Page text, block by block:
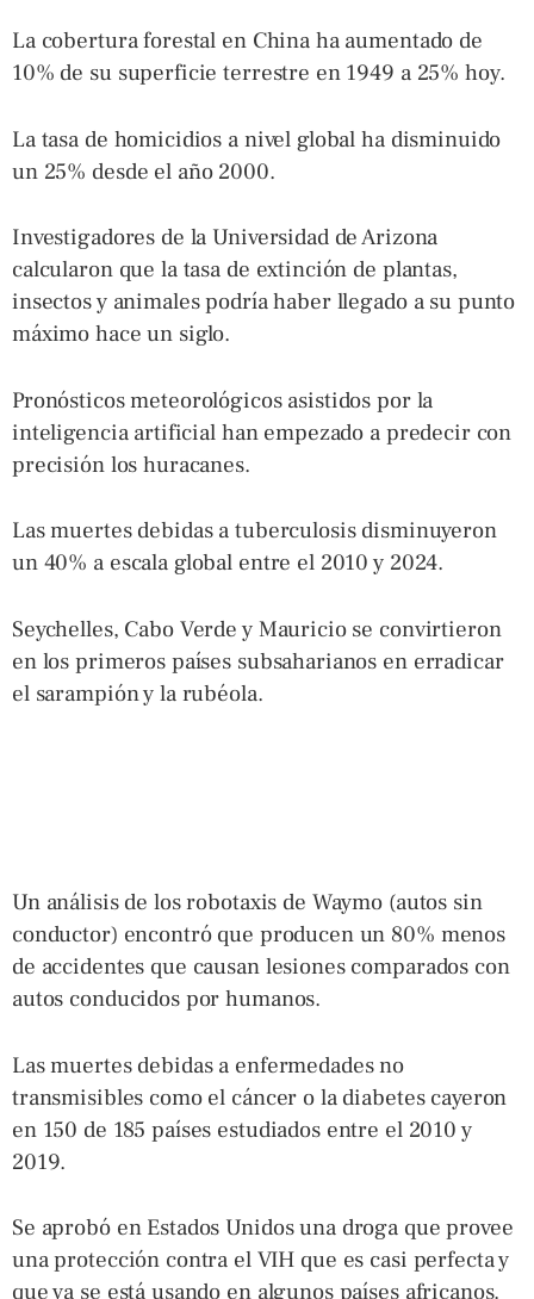
La cobertura forestal en China ha aumentado de
10% de su superficie terrestre en 1949 a 25% hoy.
La tasa de homicidios a nivel global ha disminuido
un 25% desde el año 2000.
Investigadores de la Universidad de Arizona
calcularon que la tasa de extinción de plantas,
insectos y animales podría haber llegado a su punto
máximo hace un siglo.
Pronósticos meteorológicos asistidos por la
inteligencia artificial han empezado a predecir con
precisión los huracanes.
Las muertes debidas a tuberculosis disminuyeron
un 40% a escala global entre el 2010 y 2024.
Seychelles, Cabo Verde y Mauricio se convirtieron
en los primeros países subsaharianos en erradicar
el sarampión y la rubéola.
Un análisis de los robotaxis de Waymo (autos sin
conductor) encontró que producen un 80% menos
de accidentes que causan lesiones comparados con
autos conducidos por humanos.
Las muertes debidas a enfermedades no
transmisibles como el cáncer o la diabetes cayeron
en 150 de 185 países estudiados entre el 2010 y
2019.
Se aprobó en Estados Unidos una droga que provee
una protección contra el VIH que es casi perfecta y
que ya se está usando en algunos países africanos.